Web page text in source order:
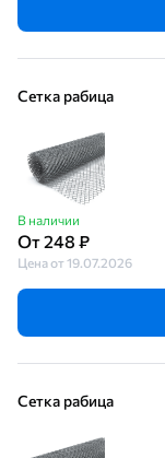
Сетка рабица
В наличии
От 248 ₽
Цена от 19.07.2026
Сетка рабица